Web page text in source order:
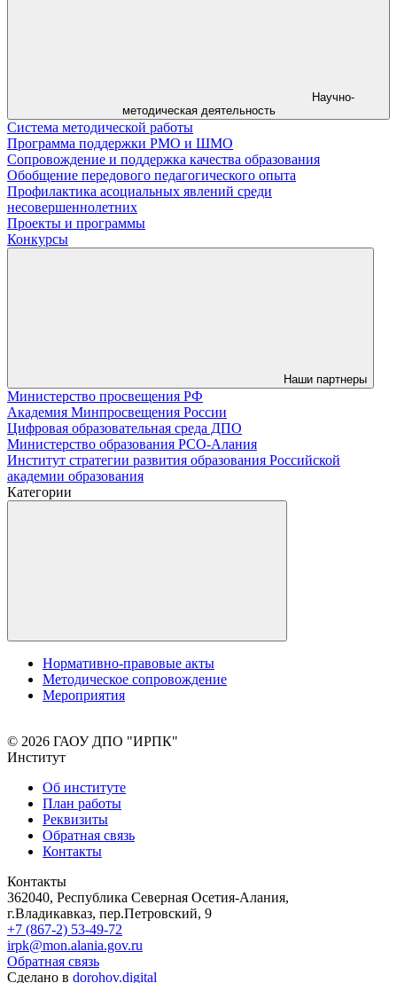
Научно-
методическая деятельность
Система методической работы
Программа поддержки РМО и ШМО
Сопровождение и поддержка качества образования
Обобщение передового педагогического опыта
Профилактика асоциальных явлений среди
несовершеннолетних
Проекты и программы
Конкурсы
Наши партнеры
Министерство просвещения РФ
Академия Минпросвещения России
Цифровая образовательная среда ДПО
Министерство образования РСО-Алания
Институт стратегии развития образования Российской
академии образования
Категории
Нормативно-правовые акты
Методическое сопровождение
Мероприятия
© 2026 ГАОУ ДПО "ИРПК"
Институт
Об институте
План работы
Реквизиты
Обратная связь
Контакты
Контакты
362040, Республика Северная Осетия-Алания,
г.Владикавказ, пер.Петровский, 9
+7 (867-2) 53-49-72
irpk@mon.alania.gov.ru
Обратная связь
Сделано в dorohov.digital